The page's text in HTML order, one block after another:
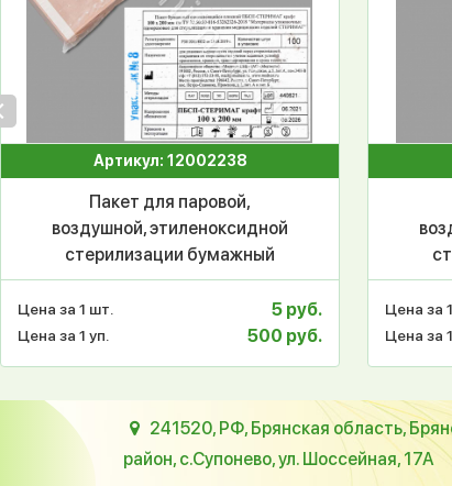
Артикул: 12002238
Пакет для паровой,
воздушной, этиленоксидной
стерилизации бумажный
(крафт) самоклеящийся
плоский ПБСП-СтериМаг
100*200, уп.100шт
Цена за 1 шт. 5 руб.
Цена за 1 уп. 500 руб.
Цена за
Цена за
241520, РФ, Брянская область,
район, с.Супонево, ул. Шоссейная, 17А